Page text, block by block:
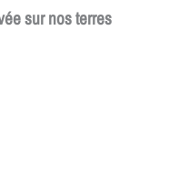
sur nos terres